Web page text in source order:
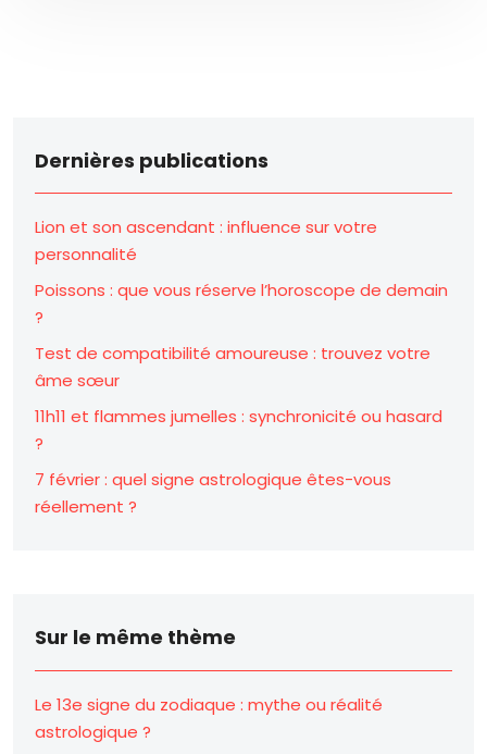
Dernières publications
Lion et son ascendant : influence sur votre
personnalité
Poissons : que vous réserve l’horoscope de demain
?
Test de compatibilité amoureuse : trouvez votre
âme sœur
11h11 et flammes jumelles : synchronicité ou hasard
?
7 février : quel signe astrologique êtes-vous
réellement ?
Sur le même thème
Le 13e signe du zodiaque : mythe ou réalité
astrologique ?